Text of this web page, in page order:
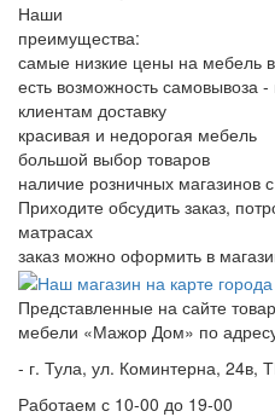
Наши
преимущества:
самые низкие цены на мебель
есть возможность
клиентам доставку
красивая и недорогая мебель
большой выбор товаров
наличие розничных магазинов
Приходите обсудить заказ,
матрасах
заказ можно оформить в
Представленные на сайте
мебели «Мажор Дом» по
- г. Тула, ул. Коминтерна, 24в,
Работаем с 10-00 до 19-00